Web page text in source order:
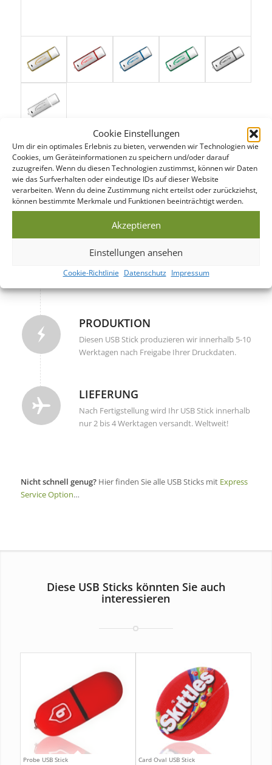
Cookie Einstellungen
Um dir ein optimales Erlebnis zu bieten, verwenden wir Technologien wie
Cookies, um Geräteinformationen zu speichern und/oder darauf
zuzugreifen. Wenn du diesen Technologien zustimmst, können wir Daten
wie das Surfverhalten oder eindeutige IDs auf dieser Website
verarbeiten. Wenn du deine Zustimmung nicht erteilst oder zurückziehst,
können bestimmte Merkmale und Funktionen beeinträchtigt werden.
Akzeptieren
Einstellungen ansehen
Cookie-Richtlinie Datenschutz Impressum
STANDARD SERVICE
Auch im Standard Service bieten wir kurze Produktionszeiten.
Hier finden Sie eine Übersicht der einzelnen Schritte…
DATENCHECK
Noch am gleichen Werktag werden Ihre
angelieferten Daten überprüft und korrigiert.
PRODUKTION
Diesen USB Stick produzieren wir innerhalb 5-10
Werktagen nach Freigabe Ihrer Druckdaten.
LIEFERUNG
Nach Fertigstellung wird Ihr USB Stick innerhalb
nur 2 bis 4 Werktagen versandt. Weltweit!
Nicht schnell genug?Hier finden Sie alle USB Sticks mit Express
Service Option…
Diese USB Sticks könnten Sie auch
interessieren
Probe USB Stick Card Oval USB Stick